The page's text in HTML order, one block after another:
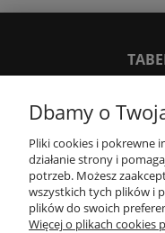
SPOSOBY
Dbamy o
Pliki cookies i pokrewne
działanie strony i
potrzeb. Możesz
wszystkich tych plików i
plików do swoich
Więcej o plikach cookies